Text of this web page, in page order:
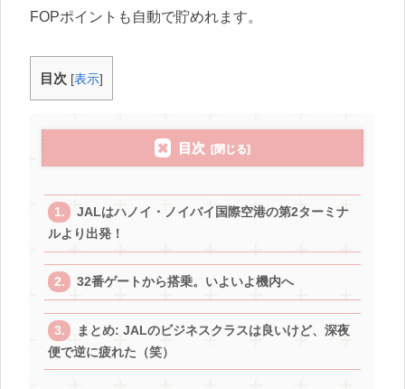
FOPポイントも自動で貯めれます。
目次 [表示]
目次
JALはハノイ・ノイバイ国際空港の第2ターミナ
ルより出発！
32番ゲートから搭乗。いよいよ機内へ
まとめ: JALのビジネスクラスは良いけど、深夜
便で逆に疲れた（笑）